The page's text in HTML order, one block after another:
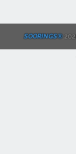
SOORINGS®